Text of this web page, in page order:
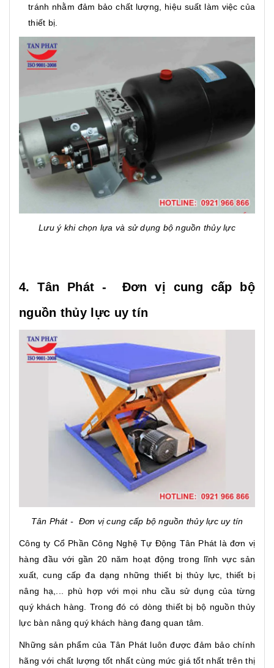
tránh nhằm đảm bảo chất lượng, hiệu suất làm việc của
thiết bị.
Lưu ý khi chọn lựa và sử dụng bộ nguồn thủy lực
4. Tân Phát - Đơn vị cung cấp bộ
nguồn thủy lực uy tín
Tân Phát - Đơn vị cung cấp bộ nguồn thủy lực uy tín
Công ty Cổ Phần Công Nghệ Tự Động Tân Phát là đơn vị
hàng đầu với gần 20 năm hoạt động trong lĩnh vực sản
xuất, cung cấp đa dạng những thiết bị thủy lực, thiết bị
nâng hạ,... phù hợp với mọi nhu cầu sử dụng của từng
quý khách hàng. Trong đó có dòng thiết bị bộ nguồn thủy
lực bàn nâng quý khách hàng đang quan tâm.
Những sản phẩm của Tân Phát luôn được đảm bảo chính
hãng với chất lượng tốt nhất cùng mức giá tốt nhất trên thị